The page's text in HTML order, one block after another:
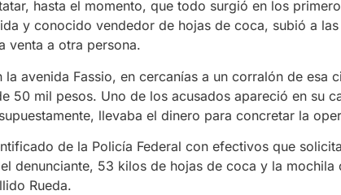
hasta el momento, que todo surgió en los
y conocido vendedor de hojas de coca, subió a
venta a otra persona.
avenida Fassio, en cercanías a un corralón de esa
50 mil pesos. Uno de los acusados apareció en su
llevaba el dinero para concretar la
de la Policía Federal con efectivos que
denunciante, 53 kilos de hojas de coca y la mochila
Rueda.